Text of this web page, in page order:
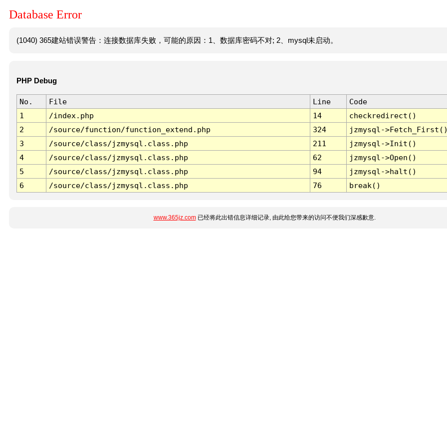
Database Error
(1040) 365建站错误警告：连接数据库失败，可能的原因：1、数据库密码不对; 2、mysql未启动。
PHP Debug
No. File Line
Code
1
/index.php 14
checkredirect()
2
/source/function/function_extend.php 324
jzmysql-
3
/source/class/jzmysql.class.php 211
jzmysql->Init()
4
/source/class/jzmysql.class.php 62
jzmysql->Open()
5
/source/class/jzmysql.class.php 94
jzmysql->halt()
6
/source/class/jzmysql.class.php 76 break()
www.365jz.com已经将此出错信息详细记录, 由此给您带来的访问不便我们深感歉意.